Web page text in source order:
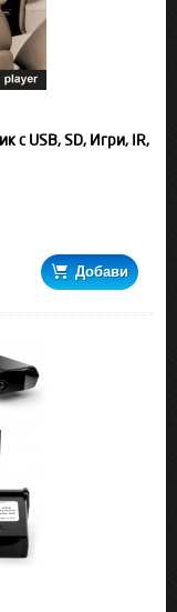
с USB, SD, Игри, IR,
Добави